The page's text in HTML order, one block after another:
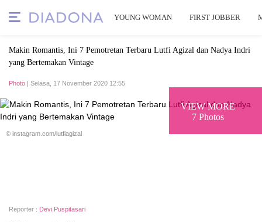
YOUNG WOMAN FIRST JOBBER
Makin Romantis, Ini 7 Pemotretan Terbaru Lutfi Agizal dan Nadya Indri
yang Bertemakan Vintage
Photo | Selasa, 17 November 2020 12:55
VIEW MORE
7 Photos
© instagram.com/lutfiagizal
Reporter : Devi Puspitasari